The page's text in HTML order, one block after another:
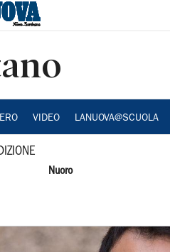
VIDEO LANUOVA@SCUOLA
Nuoro